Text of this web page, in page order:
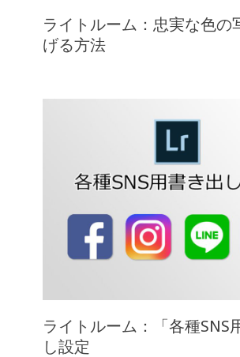
ライトルーム：忠実な色の
げる方法
ライトルーム：「各種SNS
し設定